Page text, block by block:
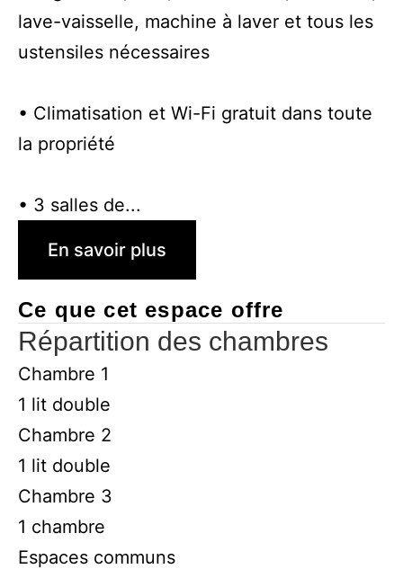
lave-vaisselle, machine à laver et tous les
ustensiles nécessaires
• Climatisation et Wi-Fi gratuit dans toute
la propriété
• 3 salles de...
En savoir plus
Ce que cet espace offre
Répartition des chambres
Chambre 1
1 lit double
Chambre 2
1 lit double
Chambre 3
1 chambre
Espaces communs